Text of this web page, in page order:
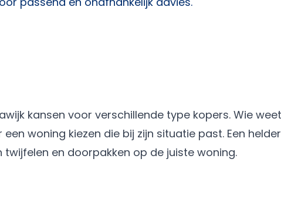
kansen voor verschillende type kopers. Wie
woning kiezen die bij zijn situatie past. Een helder
en doorpakken op de juiste woning.